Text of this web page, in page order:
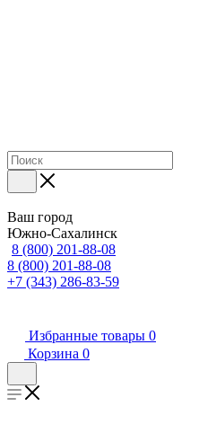
Ваш город
Южно-Сахалинск
8 (800) 201-88-08
8 (800) 201-88-08
+7 (343) 286-83-59
Избранные товары 0
Корзина 0